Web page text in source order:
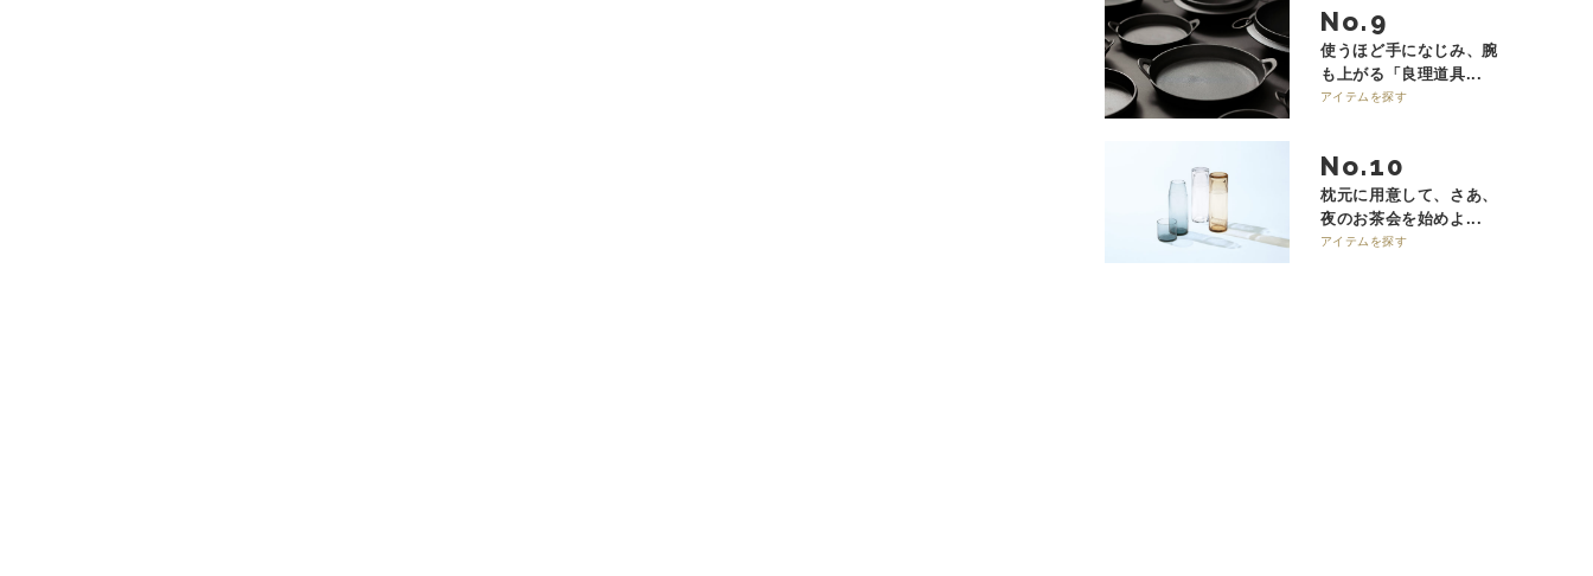
No.
使うほど手になじみ、腕
も上がる「良理道具...
アイテムを探す
No.
枕元に用意して、さあ、
夜のお茶会を始めよ...
アイテムを探す